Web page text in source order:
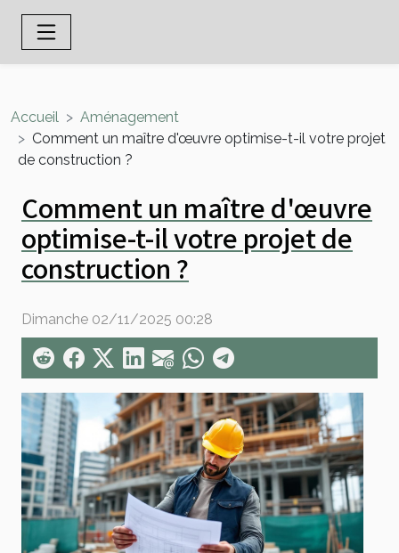
Accueil
Aménagement
Comment un maître d'œuvre optimise-t-il votre projet
de construction ?
Comment un maître d'œuvre
optimise-t-il votre projet de
construction ?
Dimanche 02/11/2025 00:28